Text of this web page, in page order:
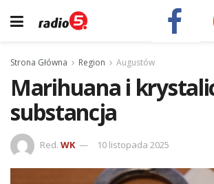
Strona Główna Region Augustów
Marihuana i
substancja
Red. WK 10 listopada 2025